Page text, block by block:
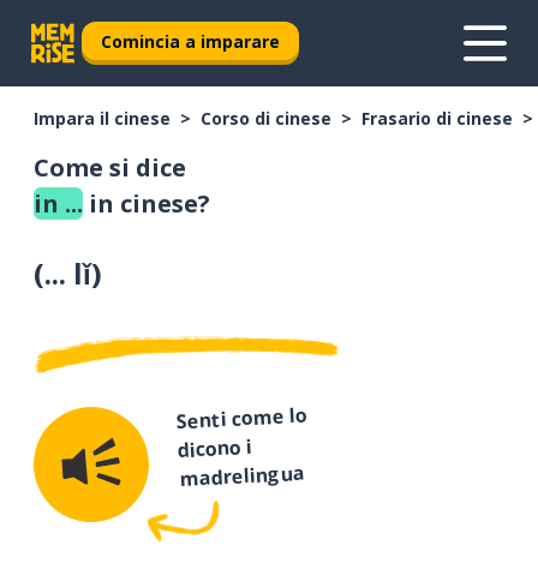
Comincia a imparare
Impara il cinese Corso di cinese Frasario di cinese
Come si dice
in ... in cinese?
(... lǐ)
Senti come lo
dicono i
madrelingua